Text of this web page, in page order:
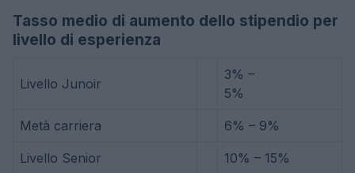
Tasso medio di aumento dello stipendio per
livello di esperienza
Livello Junoir
3% –
5%
Metà carriera 6% – 9%
Livello Senior 10% – 15%